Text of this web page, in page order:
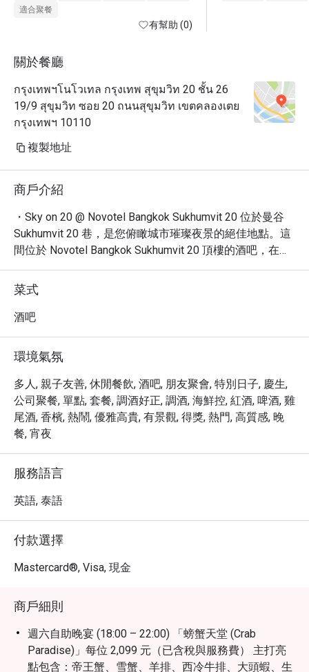
適合聚餐
有幫助 (0)
關於餐廳
กรุงเทพฯโนโวเทล กรุงเทพ สุขุมวิท 20 ชั้น 26
19/9 สุขุมวิท ซอย 20 ถนนสุขุมวิท เขตคลองเตย
กรุงเทพฯ 10110
複製地址
商戶介紹
・Sky on 20 @ Novotel Bangkok Sukhumvit 20 位於曼谷
Sukhumvit 20 巷，是您俯瞰城市璀璨夜景的絕佳地點。這
間位於 Novotel Bangkok Sukhumvit 20 頂樓的酒吧，在這
裡，您可以品嚐到多樣化的吧台餐點、精選烈酒、啤酒、
葡萄酒及特色雞尾酒，是您放鬆小酌或與朋友聚會的完美
場所。
・Sky on 20 營造出休閒、浪漫且時髦的氛圍，讓您在舒
浪漫夜晚，或是與三五好友一同歡慶，這裡都是您的理想
選擇。
・立即透過 Eatigo 預訂 Sky on 20 @ Novotel Bangkok
Sukhumvit 20，享受獨家優惠，最高可享 5 折折扣！
菜式
酒吧
環境氣氛
多人, 親子友善, 休閒餐飲, 酒吧, 朋友聚會, 特別日子, 慶生,
公司聚餐, 單點, 套餐, 調酒好正, 調酒, 海鮮控, 紅酒, 啤酒, 雞
尾酒, 香檳, 熱鬧, 優雅高貴, 有景觀, 得獎, 熱門, 高質感, 晚
餐, 宵夜
服務語言
英語, 泰語
付款選擇
Mastercard®, Visa, 現金
商戶細則
週六自助晚宴 (18:00 – 22:00) 「螃蟹天堂 (Crab
Paradise)」每位 2,099 元（已含稅與服務費） 主打亮
點包含：帝王蟹、雪蟹、羊排、西冷牛排、大頭蝦、生